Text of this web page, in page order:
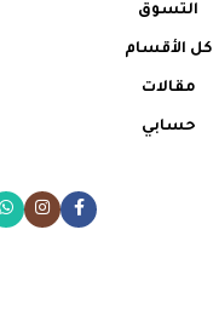
التسوق
كل الأقسام
مقالات
حسابي